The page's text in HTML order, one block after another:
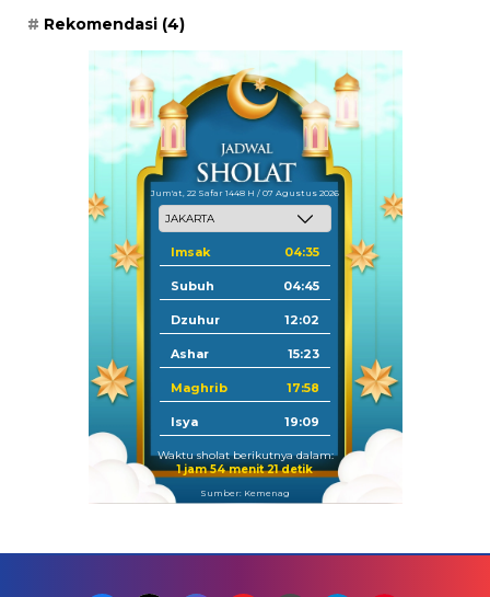
Rekomendasi (4)
Jum'at, 22 Safar 1448 H / 07 Agustus 2026
Imsak 04:35
Subuh 04:45
Dzuhur 12:02
Ashar 15:23
Maghrib 17:58
Isya 19:09
Waktu sholat berikutnya dalam:
1 jam 54 menit 20 detik
Sumber: Kemenag